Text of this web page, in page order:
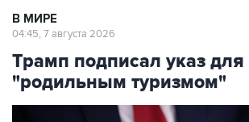
В МИРЕ
04:45, 7 августа 2026
Трамп подписал указ
"родильным туризмом"